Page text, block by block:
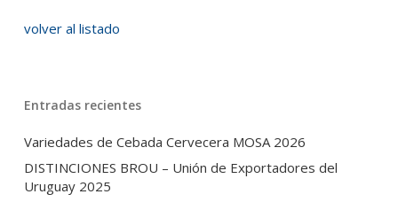
volver al listado
Entradas recientes
Variedades de Cebada Cervecera MOSA 2026
DISTINCIONES BROU – Unión de Exportadores del
Uruguay 2025